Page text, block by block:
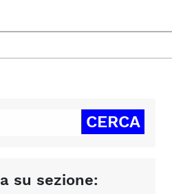
su sezione: